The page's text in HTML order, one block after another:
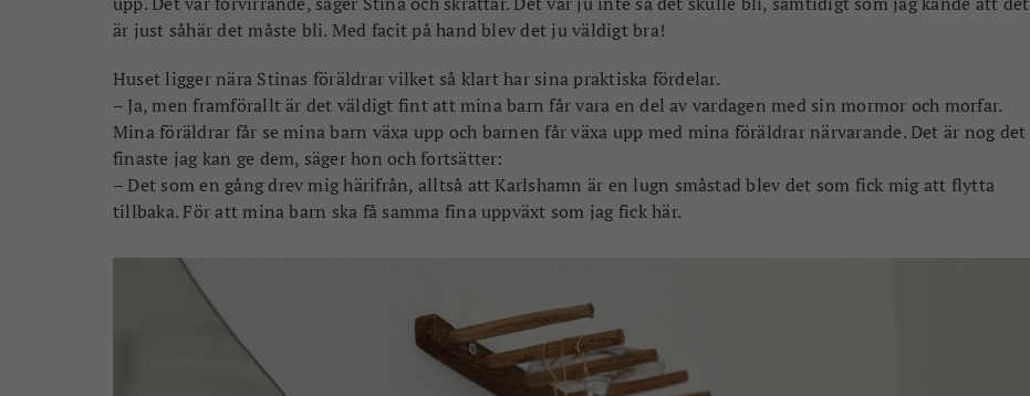
är just såhär det måste bli. Med facit på hand blev det ju väldigt bra!
Huset ligger nära Stinas föräldrar vilket så klart har sina praktiska fördelar.
– Ja, men framförallt är det väldigt fint att mina barn får vara en del av vardagen med sin mormor och morfar.
Mina föräldrar får se mina barn växa upp och barnen får växa upp med mina föräldrar närvarande. Det är nog det
finaste jag kan ge dem, säger hon och fortsätter:
– Det som en gång drev mig härifrån, alltså att Karlshamn är en lugn småstad blev det som fick mig att flytta
tillbaka. För att mina barn ska få samma fina uppväxt som jag fick här.